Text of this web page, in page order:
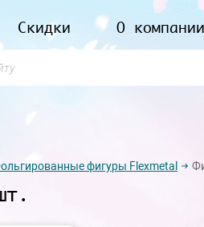
Скидки О компании
фигуры Flexmetal